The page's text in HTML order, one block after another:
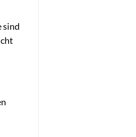
sind